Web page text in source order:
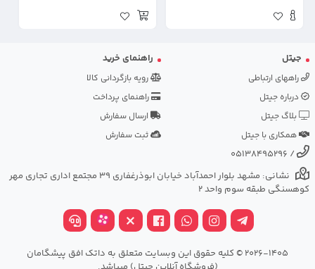
جیتل
راههای ارتباطی
درباره جیتل
بلاگ جیتل
همکاری با جیتل
راهنمای خرید
رویه بازگردانی کالا
راهنمای پرداخت
ارسال سفارش
ثبت سفارش
/
05138495296
نشانی: مشهد بلوار احمدآباد خیابان ابوذرغفاری 39 مجتمع اداری تجاری مهر
کوهسنگی طبقه سوم واحد 2
2026-1405 © کلیه حقوق این وبسایت متعلق به داتک افق پیشگامان